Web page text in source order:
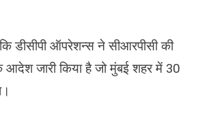
कि डीसीपी ऑपरेशन्स ने सीआरपीसी की
जारी किया है जो मुंबई शहर में 30